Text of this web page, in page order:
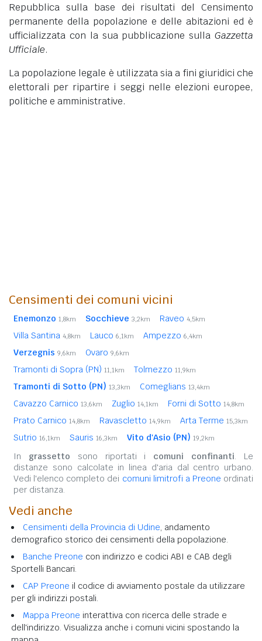
Repubblica sulla base dei risultati del Censimento
permanente della popolazione e delle abitazioni ed è
ufficializzata con la sua pubblicazione sulla Gazzetta
Ufficiale.
La popolazione legale è utilizzata sia a fini giuridici che
elettorali per ripartire i seggi nelle elezioni europee,
politiche e amministrative.
Censimenti dei comuni vicini
Enemonzo 1,8km Socchieve 3,2km Raveo 4,5km
Villa Santina 4,8km Lauco 6,1km Ampezzo 6,4km
Verzegnis 9,6km Ovaro 9,6km
Tramonti di Sopra (PN) 11,1km Tolmezzo 11,9km
Tramonti di Sotto (PN) 13,3km Comeglians 13,4km
Cavazzo Carnico 13,6km Zuglio 14,1km Forni di Sotto 14,8km
Prato Carnico 14,8km Ravascletto 14,9km Arta Terme 15,3km
Sutrio 16,1km Sauris 16,3km Vito d'Asio (PN) 19,2km
In grassetto sono riportati i comuni confinanti. Le
distanze sono calcolate in linea d'aria dal centro urbano.
Vedi l'elenco completo dei comuni limitrofi a Preone ordinati
per distanza.
Vedi anche
Censimenti della Provincia di Udine, andamento
demografico storico dei censimenti della popolazione.
Banche Preone con indirizzo e codici ABI e CAB degli
Sportelli Bancari.
CAP Preone il codice di avviamento postale da utilizzare
per gli indirizzi postali.
Mappa Preone interattiva con ricerca delle strade e
dell'indirizzo. Visualizza anche i comuni vicini spostando la